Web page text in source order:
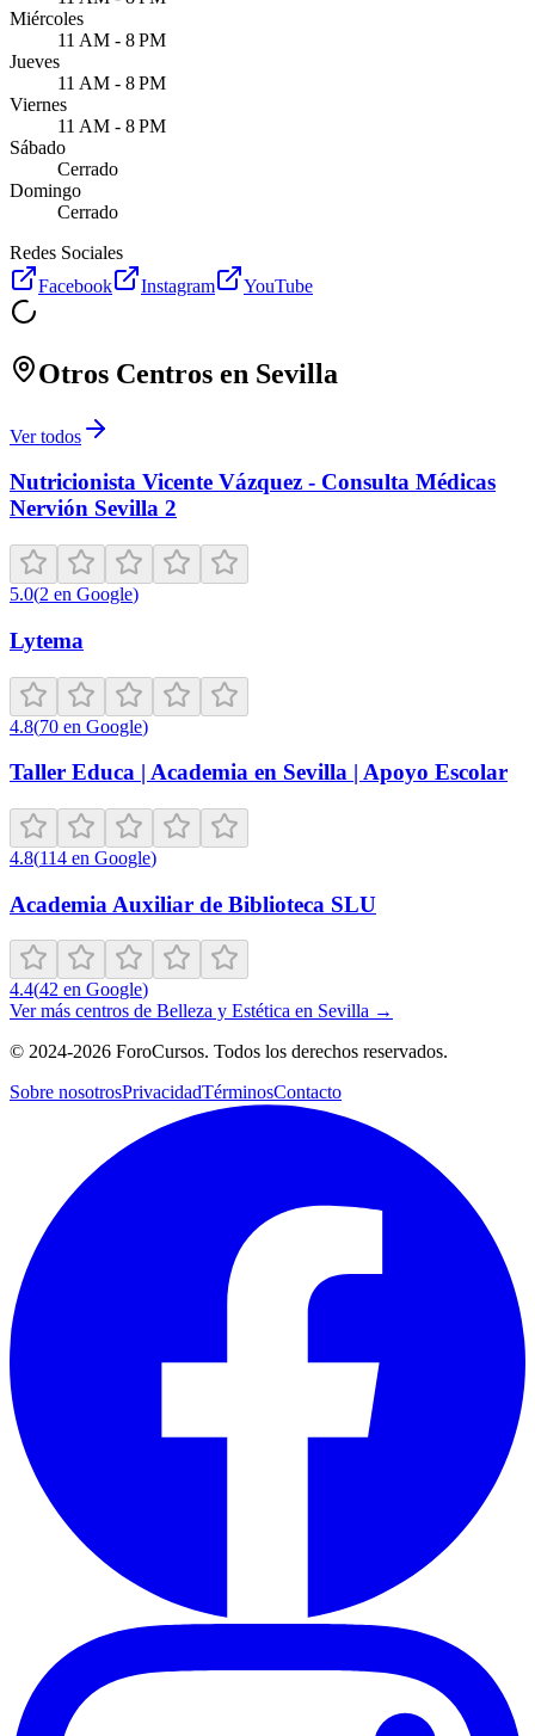
Miércoles
11 AM - 8 PM
Jueves
11 AM - 8 PM
Viernes
11 AM - 8 PM
Sábado
Cerrado
Domingo
Cerrado
Redes Sociales
Facebook
Instagram YouTube
Otros Centros en Sevilla
Ver todos
Nutricionista Vicente Vázquez - Consulta Médicas
Nervión Sevilla 2
5.0(2 en Google)
Lytema
4.8(70 en Google)
Taller Educa | Academia en Sevilla | Apoyo Escolar
4.8(114 en Google)
Academia Auxiliar de Biblioteca SLU
4.4(42 en Google)
Ver más centros de Belleza y Estética en Sevilla →
© 2024-2026 ForoCursos. Todos los derechos reservados.
Sobre nosotrosPrivacidadTérminosContacto